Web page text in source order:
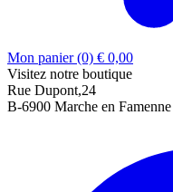
Mon panier (0) € 0,00
Visitez notre boutique
Rue Dupont,24
B-6900 Marche en Famenne